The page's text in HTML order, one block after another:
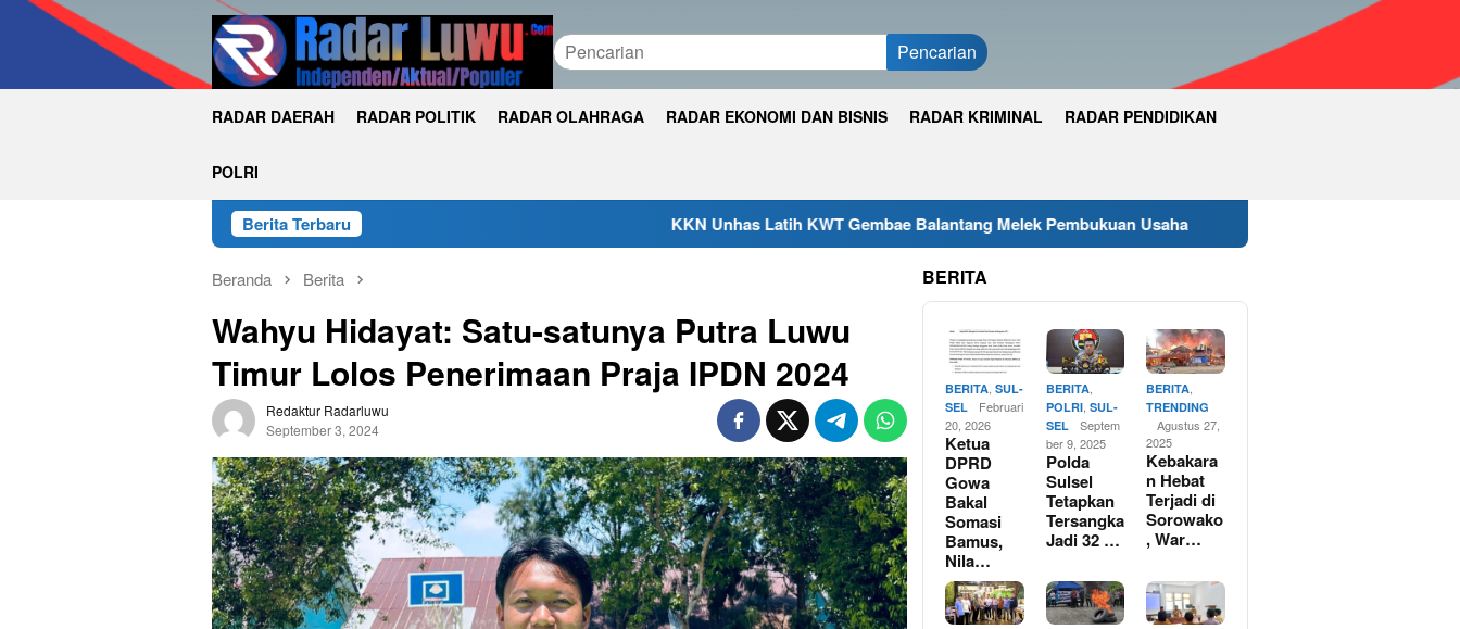
Loncat
Pencarian
RADAR DAERAH RADAR POLITIK RADAR OLAHRAGA RADAR EKONOMI DAN BISNIS RADAR KRIMINAL RADAR PENDIDIKAN
POLRI
Berita Terbaru KKN Unhas Latih KWT Gembae Balantang Melek Pembukuan Usaha Wakapolres Luwu Timur Hadiri Rapat Paripurna
Beranda Berita
Wahyu Hidayat: Satu-satunya Putra Luwu
Timur Lolos Penerimaan Praja IPDN 2024
Redaktur Radarluwu
September 3, 2024
BERITA
BERITA ,SUL-
SEL
Februari
20, 2026
Ketua
DPRD
Gowa
Bakal
Somasi
Bamus,
Nila…
BERITA,
POLRI, SUL-
SEL
Septem
ber 9, 2025
Polda
Sulsel
Tetapkan
Tersangka
Jadi 32 …
BERITA
TRENDING
Agustus 27,
2025
Kebakara
n Hebat
Terjadi di
Sorowako
, War…